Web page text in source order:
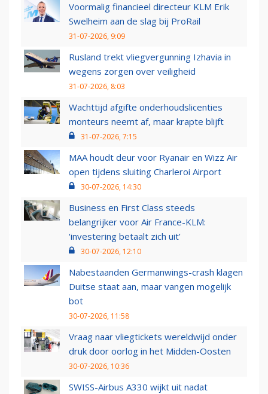
Voormalig financieel directeur KLM Erik
Swelheim aan de slag bij ProRail
31-07-2026, 9:09
Rusland trekt vliegvergunning Izhavia in
wegens zorgen over veiligheid
31-07-2026, 8:03
Wachttijd afgifte onderhoudslicenties
monteurs neemt af, maar krapte blijft
31-07-2026, 7:15
MAA houdt deur voor Ryanair en Wizz Air
open tijdens sluiting Charleroi Airport
30-07-2026, 14:30
Business en First Class steeds
belangrijker voor Air France-KLM:
‘investering betaalt zich uit’
30-07-2026, 12:10
Nabestaanden Germanwings-crash klagen
Duitse staat aan, maar vangen mogelijk
bot
30-07-2026, 11:58
Vraag naar vliegtickets wereldwijd onder
druk door oorlog in het Midden-Oosten
30-07-2026, 10:36
SWISS-Airbus A330 wijkt uit nadat